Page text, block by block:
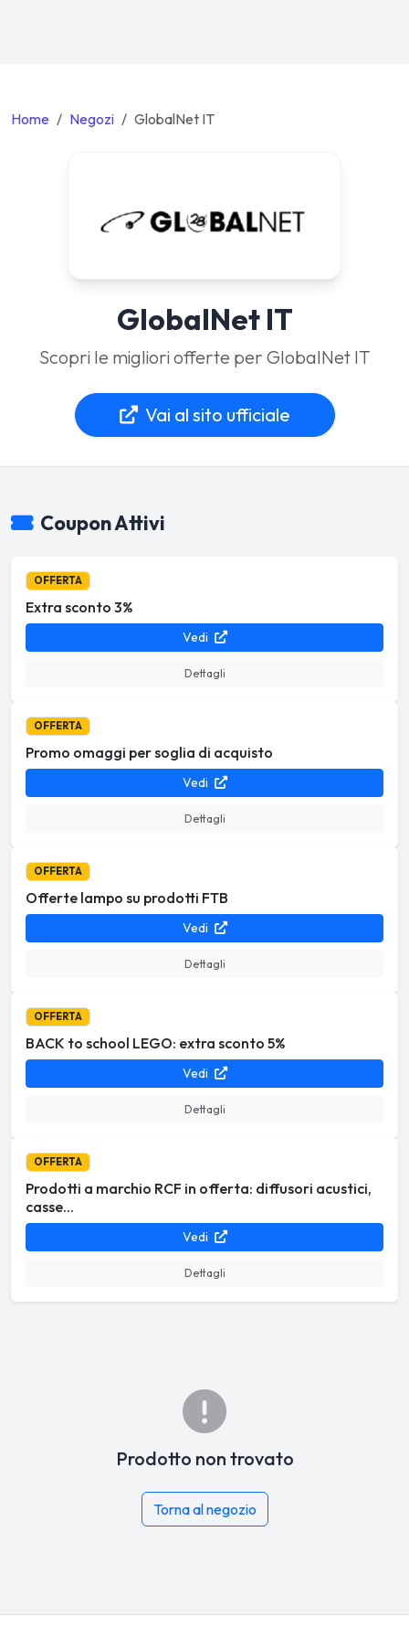
Home Negozi GlobalNet IT
GlobalNet IT
Scopri le migliori offerte per GlobalNet IT
Vai al sito ufficiale
Coupon Attivi
OFFERTA
Extra sconto 3%
Vedi
Dettagli
OFFERTA
Promo omaggi per soglia di acquisto
Vedi
Dettagli
OFFERTA
Offerte lampo su prodotti FTB
Vedi
Dettagli
OFFERTA
BACK to school LEGO: extra sconto 5%
Vedi
Dettagli
OFFERTA
Prodotti a marchio RCF in offerta: diffusori acustici,
casse...
Vedi
Dettagli
Prodotto non trovato
Torna al negozio